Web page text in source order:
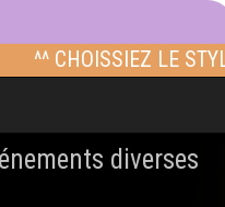
^^ CHOISSIEZ LE
diverses